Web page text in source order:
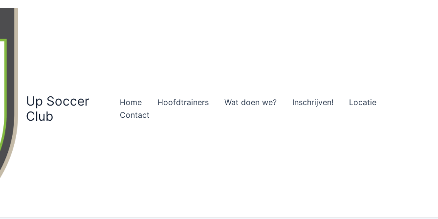
Up Soccer
Club
Home Hoofdtrainers Wat doen we? Inschrijven!
Locatie
Contact